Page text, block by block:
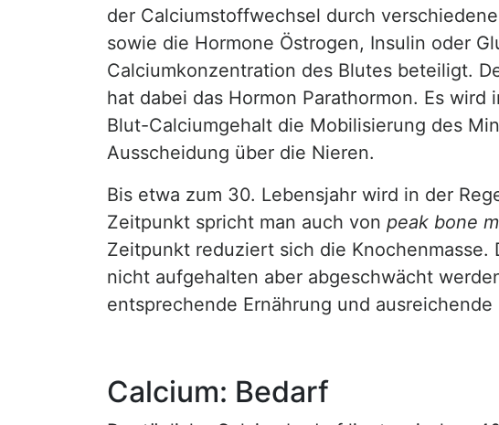
der Calciumstoffwechsel durch
sowie die Hormone Östrogen, Insulin oder
Calciumkonzentration des Blutes beteiligt.
hat dabei das Hormon Parathormon. Es
Blut-Calciumgehalt die Mobilisierung des
Ausscheidung über die Nieren.
Bis etwa zum 30. Lebensjahr wird in der
Zeitpunkt spricht man auch von peak bone
Zeitpunkt reduziert sich die
nicht aufgehalten aber abgeschwächt
entsprechende Ernährung und
Calcium: Bedarf